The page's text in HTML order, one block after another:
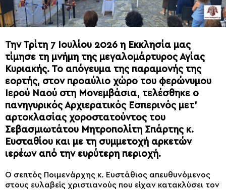
Την Τρίτη 7 Ιουλίου 2026 η Εκκλησία μας
τίμησε τη μνήμη της μεγαλομάρτυρος Αγίας
Κυριακής. Το απόγευμα της παραμονής της
εορτής, στον προαύλιο χώρο του φερώνυμου
Ιερού Ναού στη Μονεμβάσια, τελέσθηκε ο
πανηγυρικός Αρχιερατικός Εσπερινός μετ’
αρτοκλασίας χοροστατούντος του
Σεβασμιωτάτου Μητροπολίτη Σπάρτης κ.
Ευσταθίου και με τη συμμετοχή αρκετών
ιερέων από την ευρύτερη περιοχή.
Ο σεπτός Ποιμενάρχης κ. Ευστάθιος απευθυνόμενος
στους ευλαβείς χριστιανούς που είχαν κατακλύσει τον